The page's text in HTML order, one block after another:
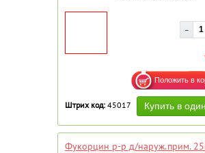
Штрих код: 45017
Фукорцин р-р д/наруж.прим.